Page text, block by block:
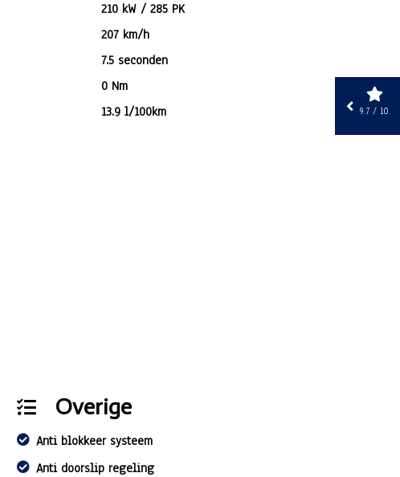
210 kW / 285 PK
207 km/h
7.5 seconden
0 Nm
13.9 l/100km
Overige
Anti blokkeer systeem
Anti doorslip regeling
9.7 / 10